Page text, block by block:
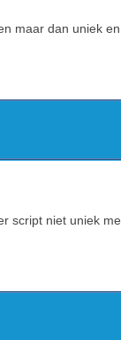
maar dan uniek
script niet uniek